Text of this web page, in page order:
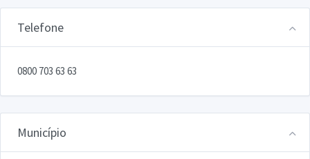
Telefone
0800 703 63 63
Município